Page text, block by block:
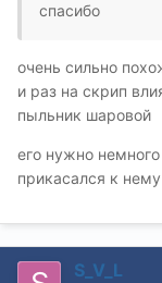
спасибо
очень сильно
и раз на скрип
пыльник шаровой
его нужно немного
прикасался к нему
S_V_L